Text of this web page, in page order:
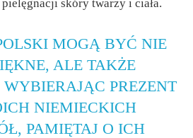
skóry twarzy i ciała.
MOGĄ BYĆ NIE
ALE TAKŻE
PREZENT
NIEMIECKICH
PAMIĘTAJ O ICH